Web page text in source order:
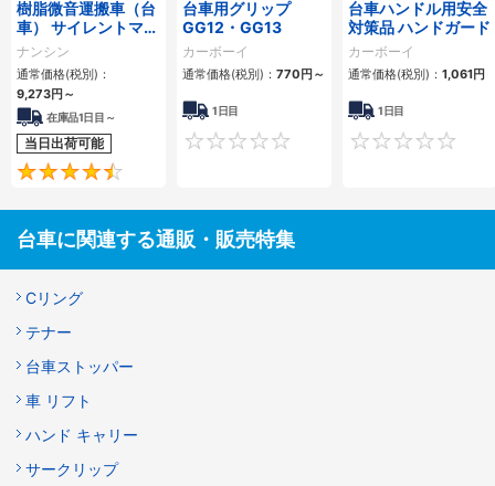
樹脂微音運搬車（台
車） サイレントマス
ター
ナンシン
通常価格(税別)：
9,273円 ～
在庫品1日目～
当日出荷可能
台車用グリップ
GG12・GG13
カーボーイ
通常価格(税別)： 770円 ～
1日目
0
台車ハンドル用安全
対策品 ハンドガード
カーボーイ
通常価格(税別)： 1,061円
1日目
台車に関連する通販・販売特集
Cリング
テナー
台車ストッパー
車 リフト
ハンド キャリー
サークリップ